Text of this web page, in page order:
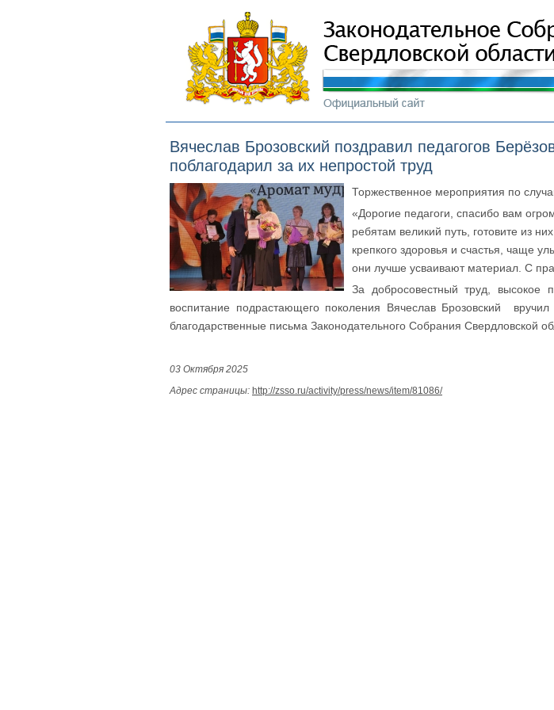
Вячеслав Брозовский поздравил педагогов
поблагодарил за их непростой труд
Торжественное мероприятия по
«Дорогие педагоги, спасибо вам
ребятам великий путь, готовите из
крепкого здоровья и счастья, чаще
они лучше усваивают материал. С
За добросовестный труд, высокое
воспитание подрастающего поколения Вячеслав Брозовский
благодарственные письма Законодательного Собрания Свердловской
03 Октября 2025
Адрес страницы: http://zsso.ru/activity/press/news/item/81086/